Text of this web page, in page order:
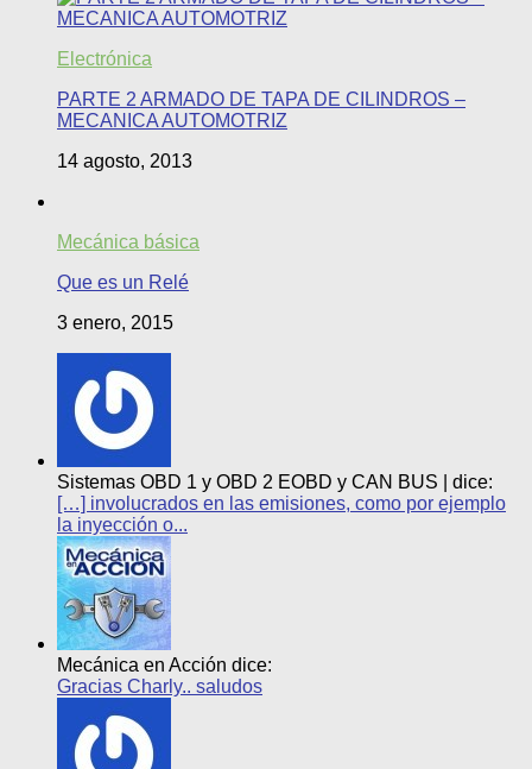
Electrónica
PARTE 2 ARMADO DE TAPA DE CILINDROS –
MECANICA AUTOMOTRIZ
14 agosto, 2013
Mecánica básica
Que es un Relé
3 enero, 2015
Sistemas OBD 1 y OBD 2 EOBD y CAN BUS | dice:
[…] involucrados en las emisiones, como por ejemplo
la inyección o...
Mecánica en Acción dice:
Gracias Charly.. saludos